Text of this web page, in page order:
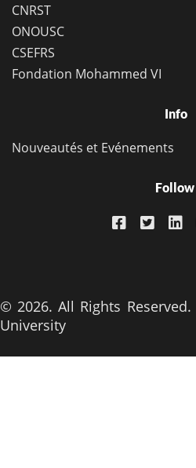
CNRST
ONOUSC
CSEFRS
Fondation Mohammed VI
Info
Nouveautés et Evénements
Follow
© 2026. All Rights
University